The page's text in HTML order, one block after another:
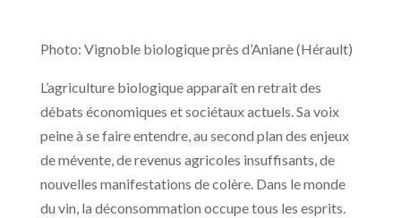
Photo: Vignoble biologique près d’Aniane (Hérault)
L’agriculture biologique apparaît en retrait des
débats économiques et sociétaux actuels. Sa voix
peine à se faire entendre, au second plan des enjeux
de mévente, de revenus agricoles insuffisants, de
nouvelles manifestations de colère. Dans le monde
du vin, la déconsommation occupe tous les esprits.